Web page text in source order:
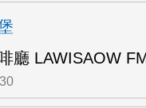
廳 LAWISAOW